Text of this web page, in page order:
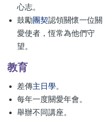
心志。
鼓勵團契認領關懷一位關
愛使者，恆常為他們守
望。
教育
差傳主日學。
每年一度關愛年會。
舉辦不同講座。